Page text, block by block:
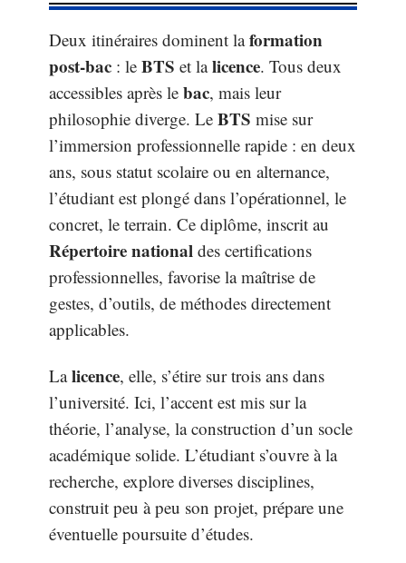
Deux itinéraires dominent laformation
post-bac : le BTS et lalicence. Tous deux
accessibles après le bac, mais leur
philosophie diverge. Le BTS mise sur
l’immersion professionnelle rapide : en deux
ans, sous statut scolaire ou en alternance,
l’étudiant est plongé dans l’opérationnel, le
concret, le terrain. Ce diplôme, inscrit au
Répertoire national des certifications
professionnelles, favorise la maîtrise de
gestes, d’outils, de méthodes directement
applicables.
Lalicence, elle, s’étire sur trois ans dans
l’université. Ici, l’accent est mis sur la
théorie, l’analyse, la construction d’un socle
académique solide. L’étudiant s’ouvre à la
recherche, explore diverses disciplines,
construit peu à peu son projet, prépare une
éventuelle poursuite d’études.